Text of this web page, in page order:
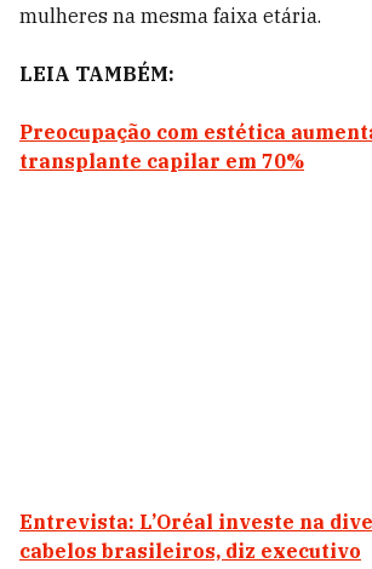
mulheres na mesma faixa etária.
LEIA TAMBÉM:
Preocupação com estética
transplante capilar em 70%
Entrevista: L’Oréal investe na
cabelos brasileiros, diz executivo